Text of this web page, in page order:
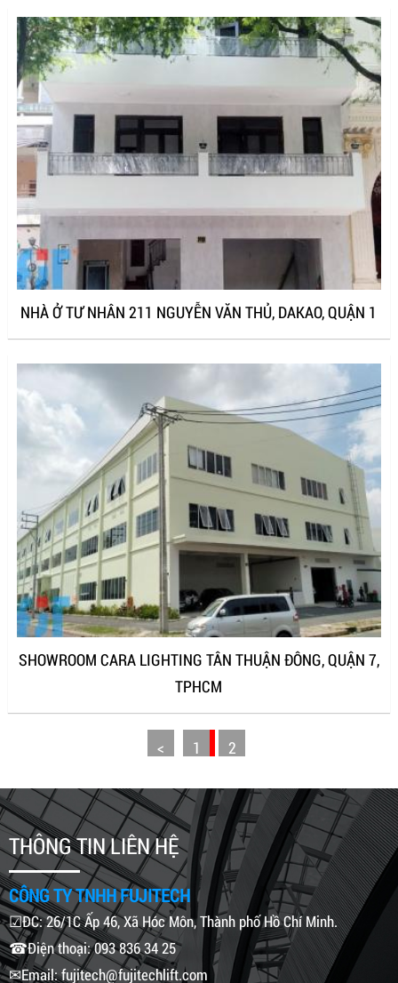
NHÀ Ở TƯ NHÂN 211 NGUYỄN VĂN THỦ, DAKAO, QUẬN 1
SHOWROOM CARA LIGHTING TÂN THUẬN ĐÔNG, QUẬN 7,
TPHCM
< 1 2
THÔNG TIN LIÊN HỆ
CÔNG TY TNHH FUJITECH
☑ĐC: 26/1C Ấp 46, Xã Hóc Môn, Thành phố Hồ Chí Minh.
☎Điện thoại: 093 836 34 25
✉Email: fujitech@fujitechlift.com